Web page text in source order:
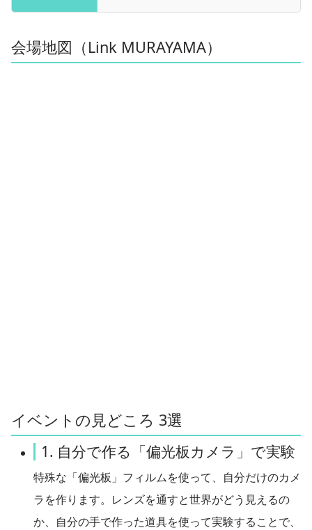
会場地図（Link MURAYAMA）
イベントの見どころ 3選
1. 自分で作る「偏光板カメラ」で実験
特殊な「偏光板」フィルムを使って、自分だけのカメ
ラを作ります。レンズを通すと世界がどう見えるの
か、自分の手で作った道具を使って実験することで、